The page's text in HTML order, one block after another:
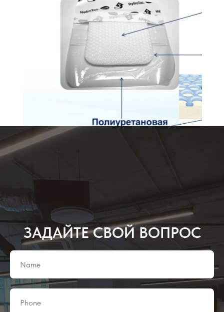
ЗАДАЙТЕ СВОЙ ВОПРОС